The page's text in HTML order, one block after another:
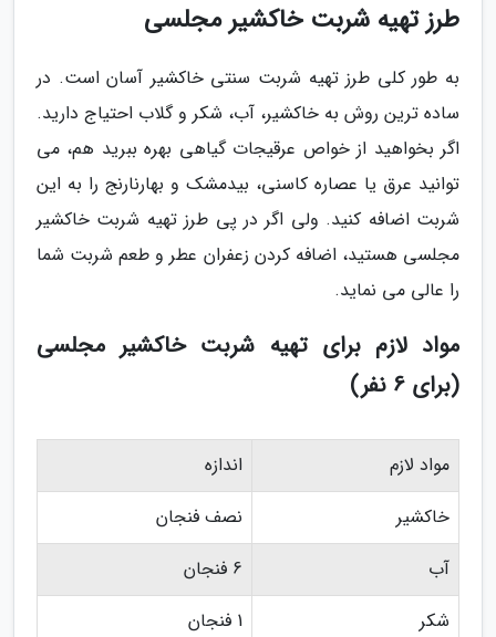
طرز تهیه شربت خاکشیر مجلسی
به طور کلی طرز تهیه شربت سنتی خاکشیر آسان است. در
ساده ترین روش به خاکشیر، آب، شکر و گلاب احتیاج دارید.
اگر بخواهید از خواص عرقیجات گیاهی بهره ببرید هم، می
توانید عرق یا عصاره کاسنی، بیدمشک و بهارنارنج را به این
شربت اضافه کنید. ولی اگر در پی طرز تهیه شربت خاکشیر
مجلسی هستید، اضافه کردن زعفران عطر و طعم شربت شما
را عالی می نماید.
مواد لازم برای تهیه شربت خاکشیر مجلسی
(برای 6 نفر)
مواد لازم
اندازه
خاکشیر
نصف فنجان
آب
6 فنجان
شکر
1 فنجان